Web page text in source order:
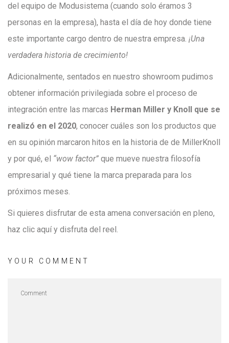
del equipo de Modusistema (cuando solo éramos 3
personas en la empresa), hasta el día de hoy donde tiene
este importante cargo dentro de nuestra empresa. ¡Una
verdadera historia de crecimiento!
Adicionalmente, sentados en nuestro showroom pudimos
obtener información privilegiada sobre el proceso de
integración entre las marcas Herman Miller y Knoll que se
realizó en el 2020, conocer cuáles son los productos que
en su opinión marcaron hitos en la historia de de MillerKnoll
y por qué, el “wow factor” que mueve nuestra filosofía
empresarial y qué tiene la marca preparada para los
próximos meses.
Si quieres disfrutar de esta amena conversación en pleno,
haz clic aquí y disfruta del reel.
YOUR COMMENT